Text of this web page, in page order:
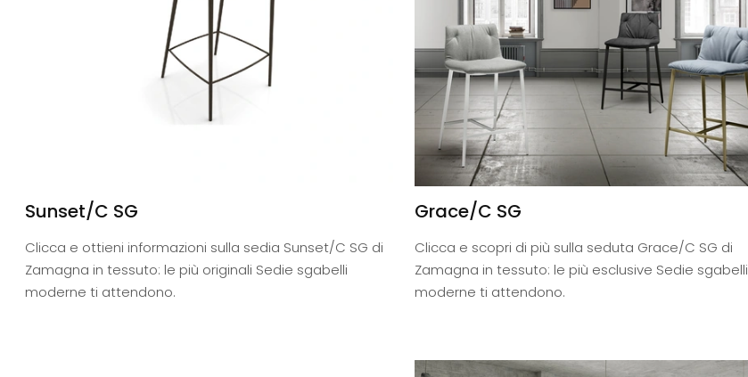
Sunset/C SG
Clicca e ottieni informazioni sulla sedia Sunset/C SG di
Zamagna in tessuto: le più originali Sedie sgabelli
moderne ti attendono.
Grace/C SG
Clicca e scopri di più sulla seduta Grace/C SG di
Zamagna in tessuto: le più esclusive Sedie sgabelli
moderne ti attendono.